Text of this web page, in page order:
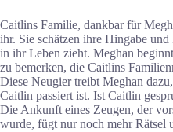
Caitlins Familie, dankbar für
ihr. Sie schätzen ihre Hingabe
in ihr Leben zieht. Meghan
zu bemerken, die Caitlins
Diese Neugier treibt Meghan
Caitlin passiert ist. Ist Caitlin
Die Ankunft eines Zeugen, der
wurde, fügt nur noch mehr Rätsel